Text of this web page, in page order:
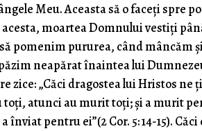
Meu. Aceasta să o faceţi spre
moartea Domnului vestiţi până
să pomenim pururea, când mâncăm
neapărat înaintea lui
zice: „Căci dragostea lui Hristos
atunci au murit toţi; şi a murit
înviat pentru ei”(2 Cor. 5: 14-15).